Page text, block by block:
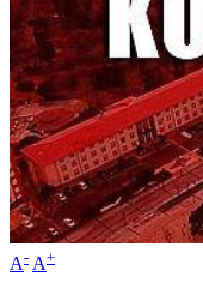
A- A+